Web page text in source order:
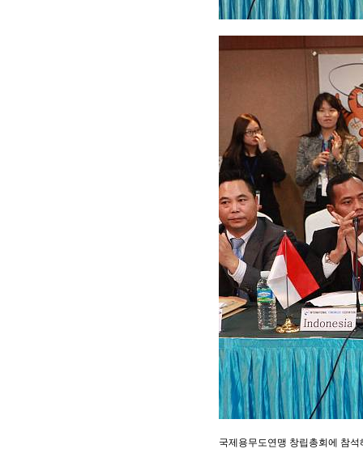
국제용무도연맹 창립총회에 참